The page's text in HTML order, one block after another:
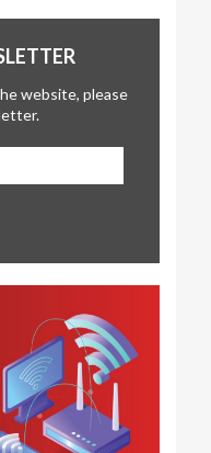
website, please